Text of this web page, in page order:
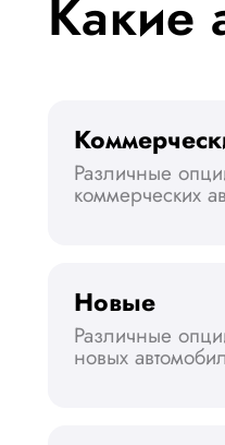
Какие
Различные
коммерческих
Новые
Различные
новых